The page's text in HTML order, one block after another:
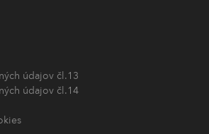
údajov čl.13
údajov čl.14